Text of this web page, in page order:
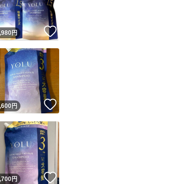
ユーザーは他フリマサービスでの取引実績があります
あり、発送を保証しているものではありません
のユーザーは高頻度で24時間以内＆設定した発送日数内に発送してい
す
ユーザーは高頻度で24時間以内に発送しています
のユーザーは設定した発送日数内に発送しています
出品ページへ
キャンセル
ね！
円 いいね！
！
円 いいね！
ね！
円 いいね！